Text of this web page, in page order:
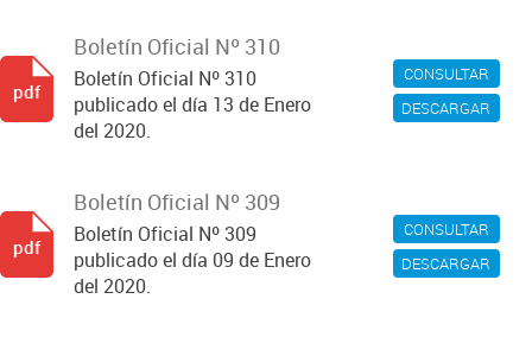
CONSULTAR
DESCARGAR
Boletín Oficial Nº 310
Boletín Oficial Nº 310
publicado el día 13 de Enero
del 2020.
pdf
CONSULTAR
DESCARGAR
Boletín Oficial Nº 309
Boletín Oficial Nº 309
publicado el día 09 de Enero
del 2020.
pdf